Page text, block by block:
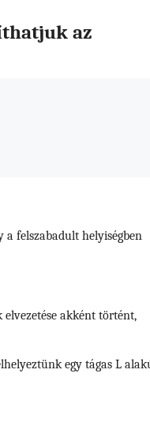
az
a felszabadult helyiségben
akként történt,
egy tágas L